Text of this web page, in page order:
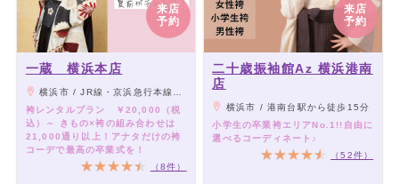
来店
予約
一蔵 横浜本店
横浜市 / JR線・京浜急行本線「横浜駅」より徒歩3分、東急東横線・みなとみらい線「横浜駅」より徒歩5分
袴レンタルプラン ￥20,000（税
込）～ きもの×袴の組み合わせは
21,000通り以上！アナタだけの袴
コーデで最高の卒業式を！
（8件）
来店
予約
二十歳振袖館Az 横浜港南
店
横浜市 / 港南台駅から徒歩15分
小学生の卒業袴エリアNo.1!!自由に
選べるコーディネート♪
（52件）